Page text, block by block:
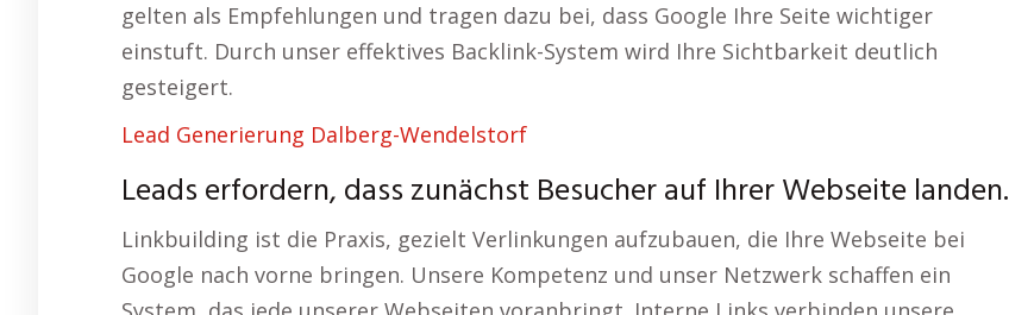
gelten als Empfehlungen und tragen dazu bei, dass Google Ihre Seite wichtiger
einstuft. Durch unser effektives Backlink-System wird Ihre Sichtbarkeit deutlich
gesteigert.
Lead Generierung Dalberg-Wendelstorf
Leads erfordern, dass zunächst Besucher auf Ihrer Webseite landen.
Linkbuilding ist die Praxis, gezielt Verlinkungen aufzubauen, die Ihre Webseite bei
Google nach vorne bringen. Unsere Kompetenz und unser Netzwerk schaffen ein